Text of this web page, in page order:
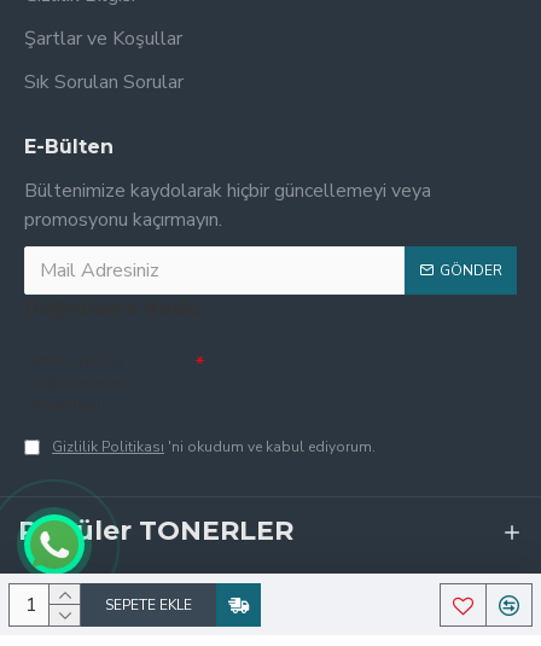
SEPETE EKLE
Şartlar ve Koşullar
Sık Sorulan Sorular
E-Bülten
Bültenimize kaydolarak hiçbir güncellemeyi veya
promosyonu kaçırmayın.
GÖNDER
Gizlilik Politikası 'ni okudum ve kabul ediyorum.
Popüler TONERLER